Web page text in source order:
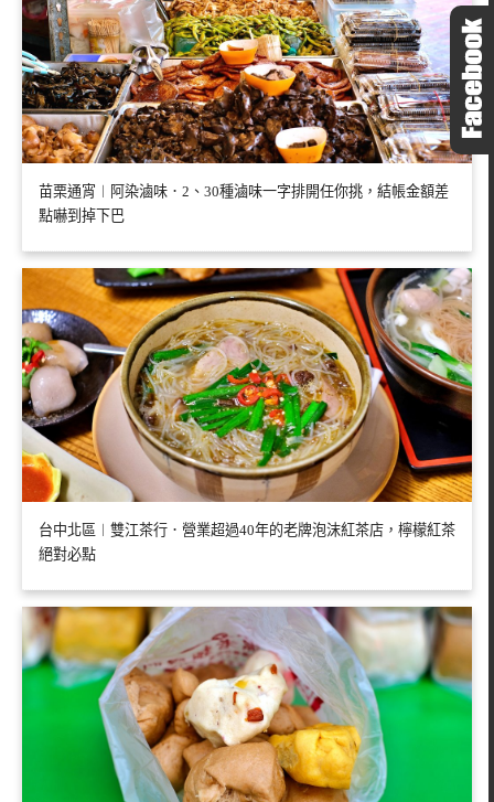
苗栗通宵︱阿染滷味．2、30種滷味一字排開任你挑，結帳金額差
點嚇到掉下巴
台中北區︱雙江茶行．營業超過40年的老牌泡沫紅茶店，檸檬紅茶
絕對必點